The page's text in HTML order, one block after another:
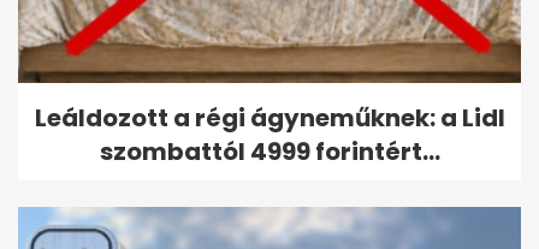
Leáldozott a régi ágyneműknek: a Lidl
szombattól 4999 forintért...